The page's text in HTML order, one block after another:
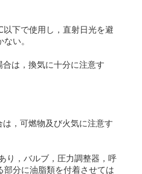
下で使用し，直射日光を避
い。
は，換気に十分に注意す
，可燃物及び火気に注意す
り，バルブ，圧力調整器，呼
分に油脂類を付着させては